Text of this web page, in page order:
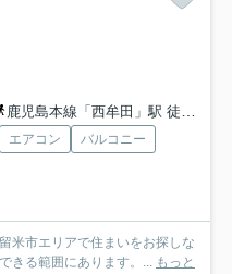
鹿児島本線「西牟田」駅 徒歩33分
エアコン
バルコニー
米市エリアで住まいをお探しな
きる範囲にあります。... もっと